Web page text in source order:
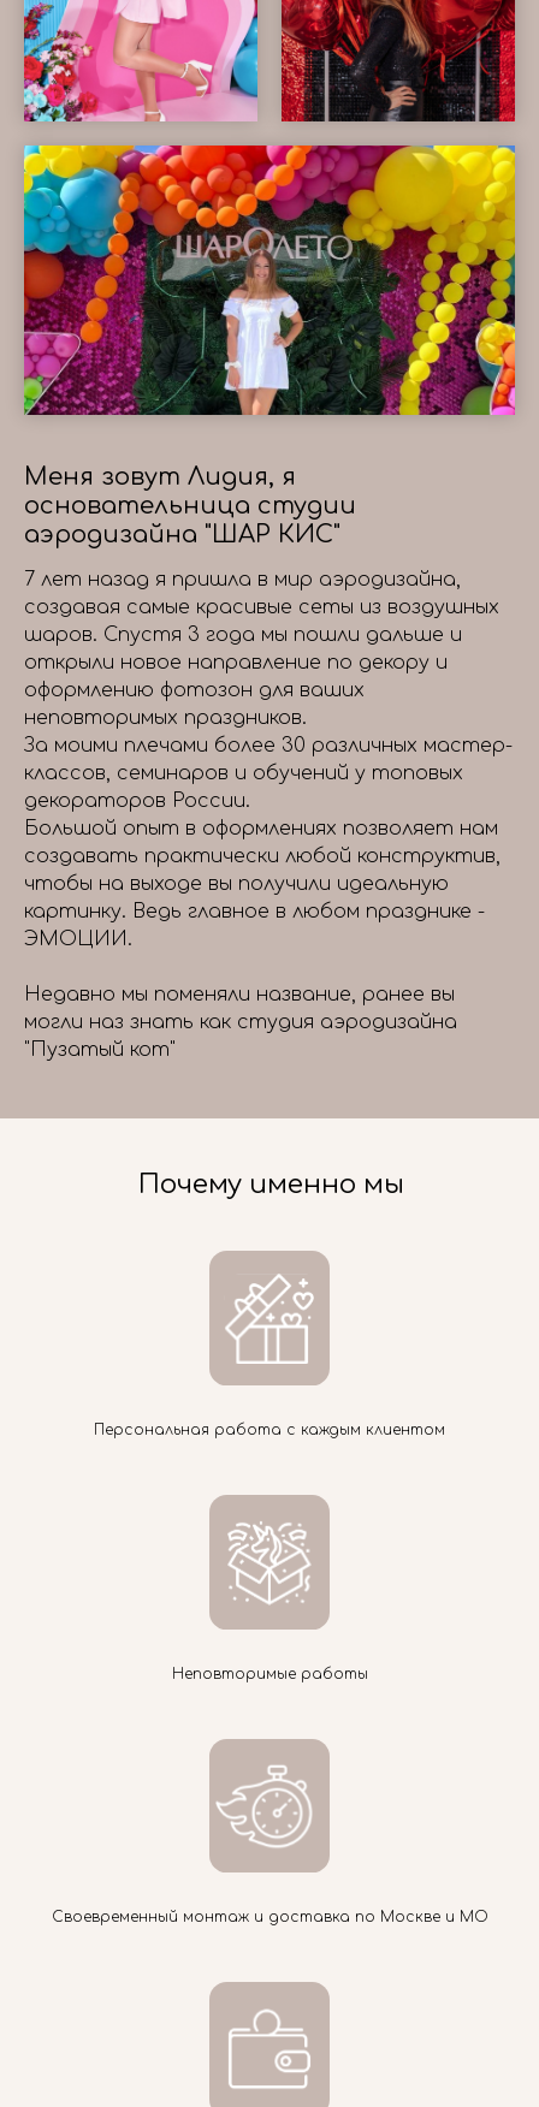
Меня зовут Лидия, я
основательница студии
аэродизайна "ШАР КИС"
7 лет назад я пришла в мир аэродизайна,
создавая самые красивые сеты из воздушных
шаров. Спустя 3 года мы пошли дальше и
открыли новое направление по декору и
оформлению фотозон для ваших
неповторимых праздников.
За моими плечами более 30 различных мастер-
классов, семинаров и обучений у топовых
декораторов России.
Большой опыт в оформлениях позволяет нам
создавать практически любой конструктив,
чтобы на выходе вы получили идеальную
картинку. Ведь главное в любом празднике -
ЭМОЦИИ.
Недавно мы поменяли название, ранее вы
могли наз знать как студия аэродизайна
"Пузатый кот"
Почему именно мы
Персональная работа с каждым клиентом
Неповторимые работы
Своевременный монтаж и доставка по Москве и МО